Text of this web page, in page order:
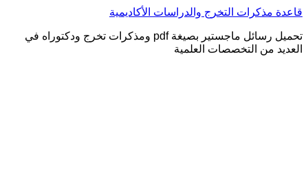
التجاوز
المحتوى
قاعدة مذكرات التخرج والدراسات الأكاديمية
تحميل رسائل ماجستير بصيغة pdf ومذكرات تخرج ودكتوراه في
العديد من التخصصات العلمية